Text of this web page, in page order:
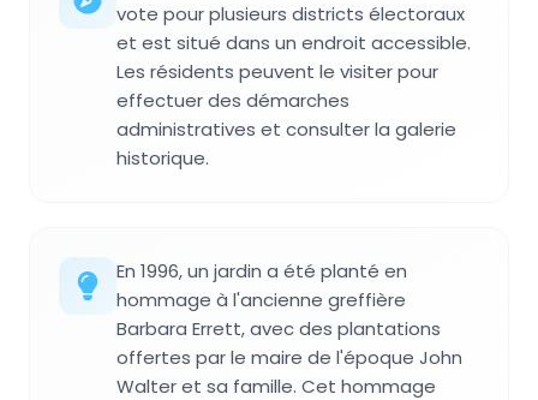
vote pour plusieurs districts électoraux
et est situé dans un endroit accessible.
Les résidents peuvent le visiter pour
effectuer des démarches
administratives et consulter la galerie
historique.
En 1996, un jardin a été planté en
hommage à l'ancienne greffière
Barbara Errett, avec des plantations
offertes par le maire de l'époque John
Walter et sa famille. Cet hommage